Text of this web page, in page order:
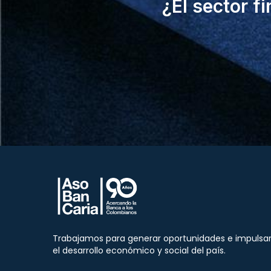
¿El sector
Trabajamos para generar oportunidades e impulsar
el desarrollo económico y social del país.